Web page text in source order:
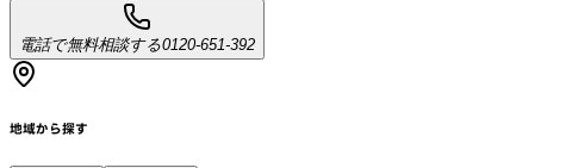
電話で無料相談する0120-651-392
地域から探す